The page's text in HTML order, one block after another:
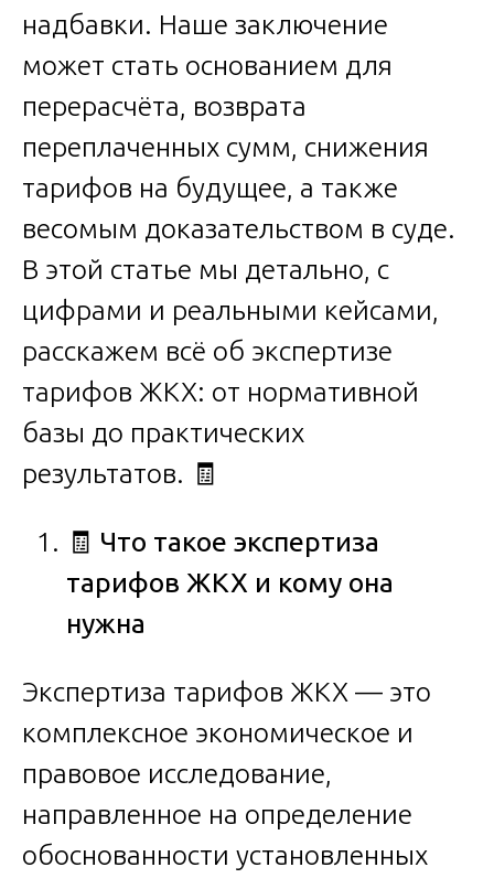
надбавки. Наше заключение
может стать основанием для
перерасчёта, возврата
переплаченных сумм, снижения
тарифов на будущее, а также
весомым доказательством в суде.
В этой статье мы детально, с
цифрами и реальными кейсами,
расскажем всё об экспертизе
тарифов ЖКХ: от нормативной
базы до практических
результатов. 🧾
🧾 Что такое экспертиза
тарифов ЖКХ и кому она
нужна
Экспертиза тарифов ЖКХ — это
комплексное экономическое и
правовое исследование,
направленное на определение
обоснованности установленных